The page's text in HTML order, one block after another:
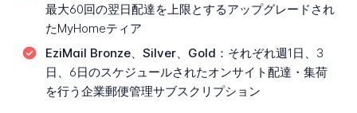
最大60回の翌日配達を上限とするアップグレードされ
たMyHomeティア
EziMail Bronze、Silver、Gold： それぞれ週1日、3
日、6日のスケジュールされたオンサイト配達・集荷
を行う企業郵便管理サブスクリプション